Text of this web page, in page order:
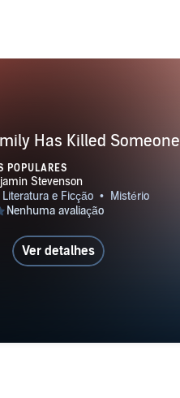
Has Killed Someone
POPULARES
Ver detalhes